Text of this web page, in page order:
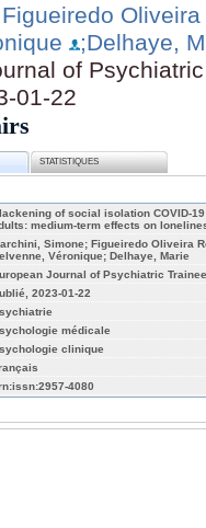
;Delhaye,
of
01-22
STATISTIQUES
of social isolation COVID-
medium-term effects on
Simone; Figueiredo Oliveira
Véronique; Delhaye, Marie
Journal of Psychiatric
2023-01-22
médicale
clinique
4080